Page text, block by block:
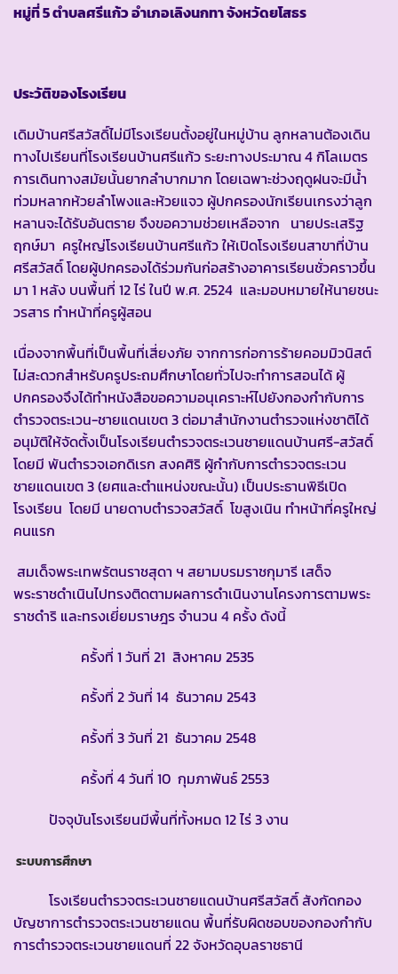
หมู่ที่ 5 ตำบลศรีแก้ว อำเภอเลิงนกทา จังหวัดยโสธร
ประวัติของโรงเรียน
เดิมบ้านศรีสวัสดิ์ไม่มีโรงเรียนตั้งอยู่ในหมู่บ้าน ลูกหลานต้องเดิน
ทางไปเรียนที่โรงเรียนบ้านศรีแก้ว ระยะทางประมาณ 4 กิโลเมตร
การเดินทางสมัยนั้นยากลำบากมาก โดยเฉพาะช่วงฤดูฝนจะมีน้ำ
ท่วมหลากห้วยลำโพงและห้วยแจว ผู้ปกครองนักเรียนเกรงว่าลูก
หลานจะได้รับอันตราย จึงขอความช่วยเหลือจาก นายประเสริฐ
ฤกษ์มา ครูใหญ่โรงเรียนบ้านศรีแก้ว ให้เปิดโรงเรียนสาขาที่บ้าน
ศรีสวัสดิ์ โดยผู้ปกครองได้ร่วมกันก่อสร้างอาคารเรียนชั่วคราวขึ้น
มา 1 หลัง บนพื้นที่ 12 ไร่ ในปี พ.ศ. 2524 และมอบหมายให้นายชนะ
วรสาร ทำหน้าที่ครูผู้สอน
เนื่องจากพื้นที่เป็นพื้นที่เสี่ยงภัย จากการก่อการร้ายคอมมิวนิสต์
ไม่สะดวกสำหรับครูประถมศึกษาโดยทั่วไปจะทำการสอนได้ ผู้
ปกครองจึงได้ทำหนังสือขอความอนุเคราะห์ไปยังกองกำกับการ
ตำรวจตระเวน-ชายแดนเขต 3 ต่อมาสำนักงานตำรวจแห่งชาติได้
อนุมัติให้จัดตั้งเป็นโรงเรียนตำรวจตระเวนชายแดนบ้านศรี-สวัสดิ์
โดยมี พันตำรวจเอกดิเรก สงคศิริ ผู้กำกับการตำรวจตระเวน
ชายแดนเขต 3 (ยศและตำแหน่งขณะนั้น) เป็นประธานพิธีเปิด
โรงเรียน โดยมี นายดาบตำรวจสวัสดิ์ โขสูงเนิน ทำหน้าที่ครูใหญ่
คนแรก
สมเด็จพระเทพรัตนราชสุดา ฯ สยามบรมราชกุมารี เสด็จ
พระราชดำเนินไปทรงติดตามผลการดำเนินงานโครงการตามพระ
ราชดำริ และทรงเยี่ยมราษฎร จำนวน 4 ครั้ง ดังนี้
ครั้งที่ 1 วันที่ 21 สิงหาคม 2535
ครั้งที่ 2 วันที่ 14 ธันวาคม 2543
ครั้งที่ 3 วันที่ 21 ธันวาคม 2548
ครั้งที่ 4 วันที่ 10 กุมภาพันธ์ 2553
ปัจจุบันโรงเรียนมีพื้นที่ทั้งหมด 12 ไร่ 3 งาน
ระบบการศึกษา
โรงเรียนตำรวจตระเวนชายแดนบ้านศรีสวัสดิ์ สังกัดกอง
บัญชาการตำรวจตระเวนชายแดน พื้นที่รับผิดชอบของกองกำกับ
การตำรวจตระเวนชายแดนที่ 22 จังหวัดอุบลราชธานี